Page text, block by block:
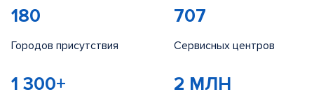
180
Городов присутствия
707
Сервисных центров
1 300+ 2 МЛН